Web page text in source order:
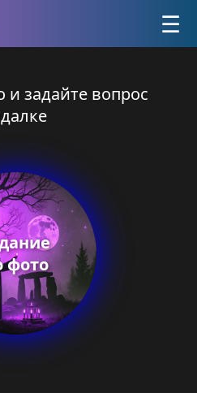
☰
и задайте вопрос
фото